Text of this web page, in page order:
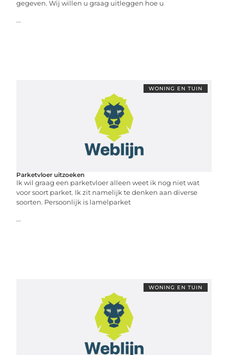
gegeven. Wij willen u graag uitleggen hoe u
...
WONING EN TUIN
Parketvloer uitzoeken
Ik wil graag een parketvloer alleen weet ik nog niet wat
voor soort parket. Ik zit namelijk te denken aan diverse
soorten. Persoonlijk is lamelparket
...
WONING EN TUIN